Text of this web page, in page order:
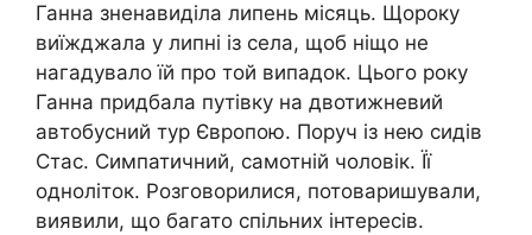
Ганна зненавиділа липень місяць. Щороку
виїжджала у липні із села, щоб ніщо не
нагадувало їй про той випадок. Цього року
Ганна придбала путівку на двотижневий
автобусний тур Європою. Поруч із нею сидів
Стас. Симпатичний, самотній чоловік. Її
одноліток. Розговорилися, потоваришували,
виявили, що багато спільних інтересів.